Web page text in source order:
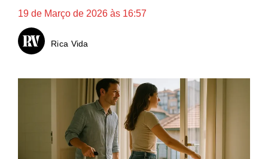
19 de Março de 2026 às 16:57
Rica Vida